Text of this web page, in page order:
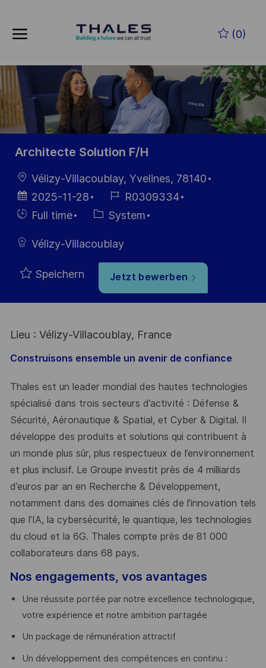
(0)
-
Architecte Solution F/H
Ort Vélizy-Villacoublay, Yvelines, 78140
Datum der
Veröffentlichung
2025-11-28
Job-
ID
R0309334
Einstellunngstyp
Full time Kategorie
System
Vélizy-Villacoublay
Speichern Jetzt bewerben
Lieu : Vélizy-Villacoublay, France
Construisons ensemble un avenir de confiance
Thales est un leader mondial des hautes technologies
spécialisé dans trois secteurs d’activité : Défense &
Sécurité, Aéronautique & Spatial, et Cyber & Digital. Il
développe des produits et solutions qui contribuent à
un monde plus sûr, plus respectueux de l’environnement
et plus inclusif. Le Groupe investit près de 4 milliards
d’euros par an en Recherche & Développement,
notamment dans des domaines clés de l’innovation tels
que l’IA, la cybersécurité, le quantique, les technologies
du cloud et la 6G. Thales compte près de 81 000
collaborateurs dans 68 pays.
Nos engagements, vos avantages
Une réussite portée par notre excellence technologique,
votre expérience et notre ambition partagée
Un package de rémunération attractif
Un développement des compétences en continu :